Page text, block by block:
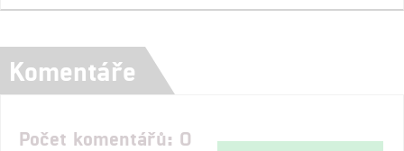
Komentáře
Počet komentářů: 0